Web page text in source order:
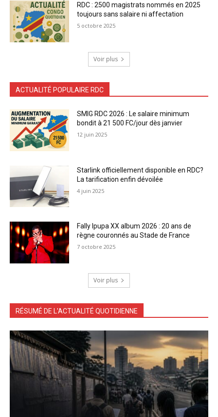
RDC : 2500 magistrats nommés en 2025
toujours sans salaire ni affectation
5 octobre 2025
Voir plus
ACTUALITÉ POPULAIRE RDC
SMIG RDC 2026 : Le salaire minimum
bondit à 21 500 FC/jour dès janvier
12 juin 2025
Starlink officiellement disponible en RDC?
La tarification enfin dévoilée
4 juin 2025
Fally Ipupa XX album 2026 : 20 ans de
règne couronnés au Stade de France
7 octobre 2025
Voir plus
RÉSUMÉ DE L'ACTUALITÉ QUOTIDIENNE